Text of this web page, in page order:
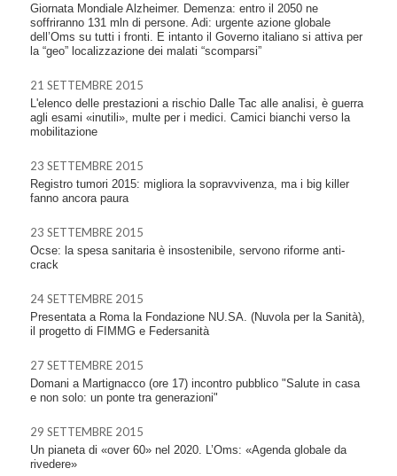
Giornata Mondiale Alzheimer. Demenza: entro il 2050 ne
soffriranno 131 mln di persone. Adi: urgente azione globale
dell’Oms su tutti i fronti. E intanto il Governo italiano si attiva per
la “geo” localizzazione dei malati “scomparsi”
21 SETTEMBRE 2015
L'elenco delle prestazioni a rischio Dalle Tac alle analisi, è guerra
agli esami «inutili», multe per i medici. Camici bianchi verso la
mobilitazione
23 SETTEMBRE 2015
Registro tumori 2015: migliora la sopravvivenza, ma i big killer
fanno ancora paura
23 SETTEMBRE 2015
Ocse: la spesa sanitaria è insostenibile, servono riforme anti-
crack
24 SETTEMBRE 2015
Presentata a Roma la Fondazione NU.SA. (Nuvola per la Sanità),
il progetto di FIMMG e Federsanità
27 SETTEMBRE 2015
Domani a Martignacco (ore 17) incontro pubblico "Salute in casa
e non solo: un ponte tra generazioni"
29 SETTEMBRE 2015
Un pianeta di «over 60» nel 2020. L’Oms: «Agenda globale da
rivedere»